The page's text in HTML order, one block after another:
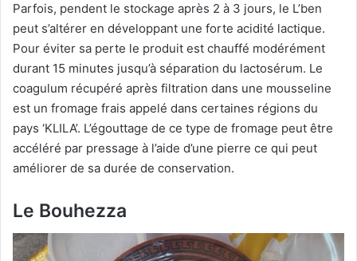
Parfois, pendent le stockage après 2 à 3 jours, le L’ben
peut s’altérer en développant une forte acidité lactique.
Pour éviter sa perte le produit est chauffé modérément
durant 15 minutes jusqu’à séparation du lactosérum. Le
coagulum récupéré après filtration dans une mousseline
est un fromage frais appelé dans certaines régions du
pays ‘KLILA’. L’égouttage de ce type de fromage peut être
accéléré par pressage à l’aide d’une pierre ce qui peut
améliorer de sa durée de conservation.
Le Bouhezza